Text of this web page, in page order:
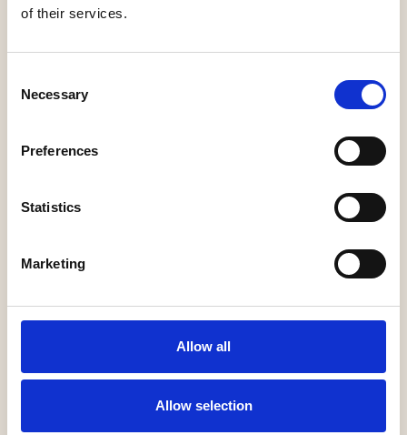
of their services.
Selection
Necessary
Preferences
Statistics
Marketing
Allow all
Allow selection
populaire boeken van Carry Slee, is een energieke,
ouders. Dus ga mee op avontuur, want Juf Braaksel mag
dan wel niet helemaal normaal zijn, ze zorgt wel voor
ontmoeten tijdens een meet & greet. Grijp je kans om
gaan.
www.repentertainment.nl